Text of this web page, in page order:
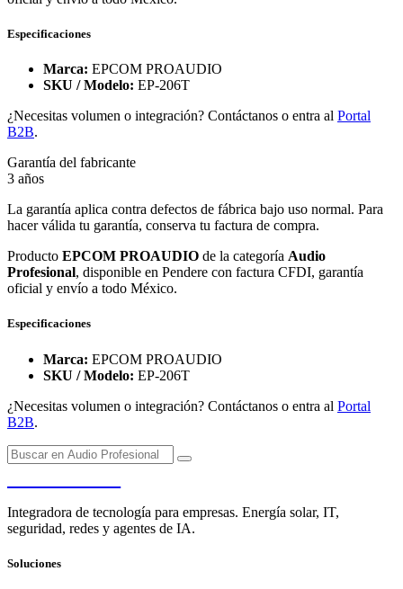
Especificaciones
Marca: EPCOM PROAUDIO
SKU / Modelo: EP-206T
¿Necesitas volumen o integración? Contáctanos o entra al Portal
B2B.
Garantía del fabricante
3 años
La garantía aplica contra defectos de fábrica bajo uso normal. Para
hacer válida tu garantía, conserva tu factura de compra.
Producto EPCOM PROAUDIO de la categoría Audio
Profesional, disponible en Pendere con factura CFDI, garantía
oficial y envío a todo México.
Especificaciones
Marca: EPCOM PROAUDIO
SKU / Modelo: EP-206T
¿Necesitas volumen o integración? Contáctanos o entra al Portal
B2B.
Integradora de tecnología para empresas. Energía solar, IT,
seguridad, redes y agentes de IA.
Soluciones